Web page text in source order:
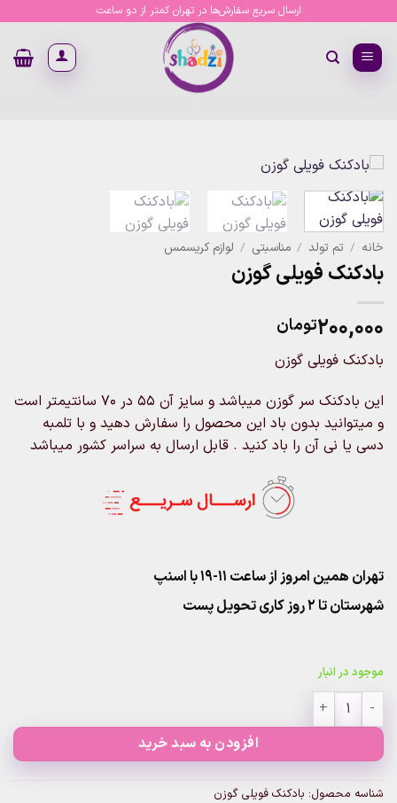
content
ارسال سریع سفارش‌ها در تهران کمتر از دو ساعت
خانه / تم تولد / مناسبتی / لوازم کریسمس
بادکنک فویلی گوزن
۲۰۰,۰۰۰تومان
بادکنک فویلی گوزن
این بادکنک سر گوزن میباشد و سایز آن 55 در 70 سانتیمتر است
و میتوانید بدون باد این محصول را سفارش دهید و با تلمبه
دسی یا نی آن را باد کنید . قابل ارسال به سراسر کشور میباشد
تهران همین امروز از ساعت ۱۱-۱۹ با اسنپ
شهرستان تا 2 روز کاری تحویل پست
موجود در انبار
بادکنک فویلی گوزن عدد
افزودن به سبد خرید
شناسه محصول: بادکنک فویلی گوزن